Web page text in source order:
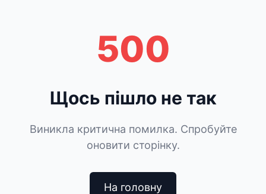
500
Щось пішло не так
Виникла критична помилка. Спробуйте
оновити сторінку.
На головну